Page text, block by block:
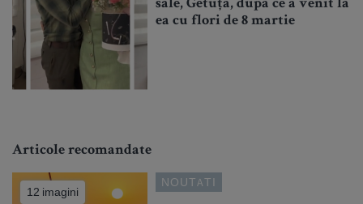
sale, Getuța, după ce a venit la
ea cu flori de 8 martie
Articole recomandate
12 imagini
NOUTATI